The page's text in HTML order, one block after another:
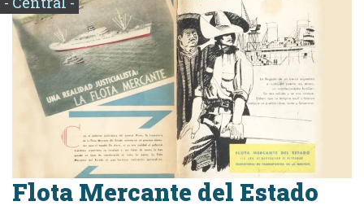
Flota Mercante del Estado